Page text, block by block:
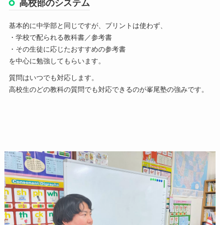
高校部のシステム
基本的に中学部と同じですが、プリントは使わず、
・学校で配られる教科書／参考書
・その生徒に応じたおすすめの参考書
を中心に勉強してもらいます。
質問はいつでも対応します。
高校生のどの教科の質問でも対応できるのが峯尾塾の強みです。